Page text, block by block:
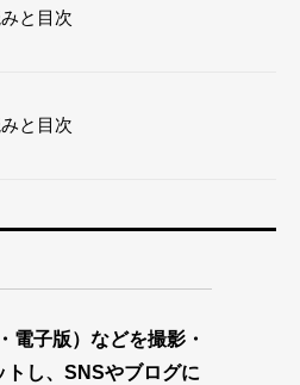
と目次
と目次
電子版）などを撮影・
トし、SNSやブログに